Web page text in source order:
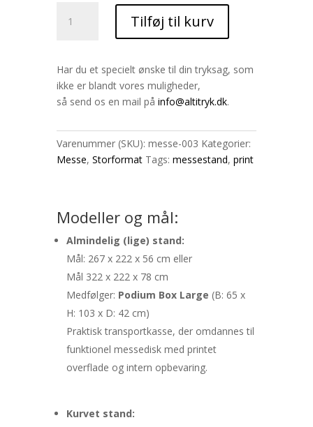
messestand
Tilføj til kurv
Har du et specielt ønske til din tryksag, som
ikke er blandt vores muligheder,
så send os en mail på info@altitryk.dk.
Varenummer (SKU): messe-003 Kategorier:
Messe, Storformat Tags: messestand, print
Modeller og mål:
Almindelig (lige) stand:
Mål: 267 x 222 x 56 cm eller
Mål 322 x 222 x 78 cm
Medfølger: Podium Box Large (B: 65 x
H: 103 x D: 42 cm)
Praktisk transportkasse, der omdannes til
funktionel messedisk med printet
overflade og intern opbevaring.
Kurvet stand: